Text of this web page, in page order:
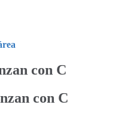
con C
con C